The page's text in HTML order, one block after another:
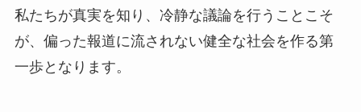
私たちが真実を知り、冷静な議論を行うことこそ
が、偏った報道に流されない健全な社会を作る第
一歩となります。